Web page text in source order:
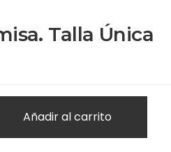
Talla Única
Añadir al carrito